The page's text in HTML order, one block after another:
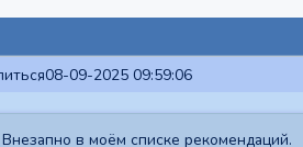
08-09-2025 09:59:06
Внезапно в моём списке рекомендаций.